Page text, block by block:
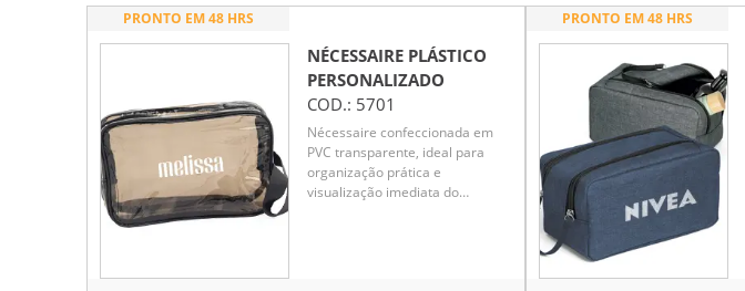
PRONTO EM 48 HRS
NÉCESSAIRE PLÁSTICO
PERSONALIZADO
COD.: 5701
Nécessaire confeccionada em
PVC transparente, ideal para
organização prática e
visualização imediata do
PRONTO EM 48 HRS